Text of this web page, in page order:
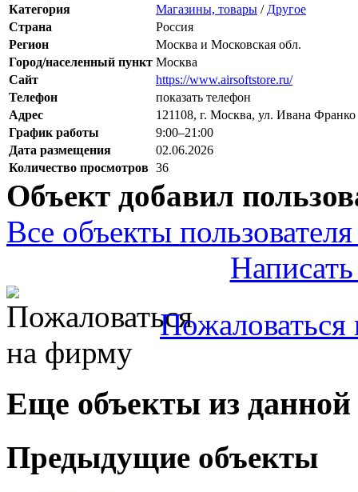
Категория Магазины, товары / Другое
Страна
Россия
Регион
Москва и Московская обл.
Город/населенный пункт Москва
Сайт
https://www.airsoftstore.ru/
Телефон
показать телефон
Адрес
121108, г. Москва, ул. Ивана Франко
График работы
9:00–21:00
Дата размещения
02.06.2026
Количество просмотров 36
Объект добавил
Все объекты
Еще объекты из данной
Предыдущие объекты